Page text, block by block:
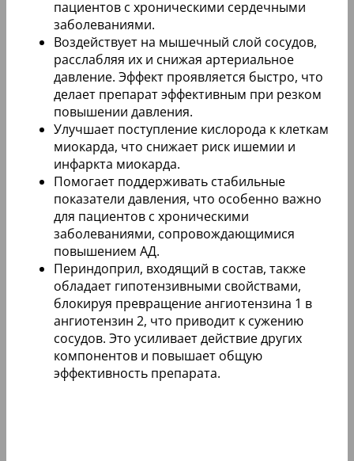
пациентов с хроническими сердечными
заболеваниями.
Воздействует на мышечный слой сосудов,
расслабляя их и снижая артериальное
давление. Эффект проявляется быстро, что
делает препарат эффективным при резком
повышении давления.
Улучшает поступление кислорода к клеткам
миокарда, что снижает риск ишемии и
инфаркта миокарда.
Помогает поддерживать стабильные
показатели давления, что особенно важно
для пациентов с хроническими
заболеваниями, сопровождающимися
повышением АД.
Периндоприл, входящий в состав, также
обладает гипотензивными свойствами,
блокируя превращение ангиотензина 1 в
ангиотензин 2, что приводит к сужению
сосудов. Это усиливает действие других
компонентов и повышает общую
эффективность препарата.